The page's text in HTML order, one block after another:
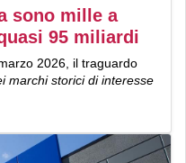
sono mille a
95 miliardi
2026, il traguardo
marchi storici di interesse